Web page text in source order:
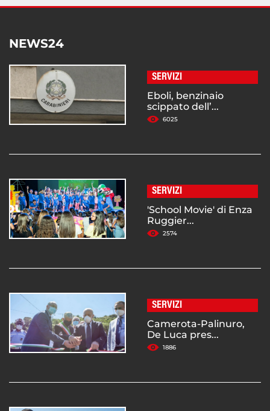
NEWS24
SERVIZI
Eboli, benzinaio
scippato dell’...
6025
SERVIZI
'School Movie' di Enza
Ruggier...
2574
SERVIZI
Camerota-Palinuro,
De Luca pres...
1886